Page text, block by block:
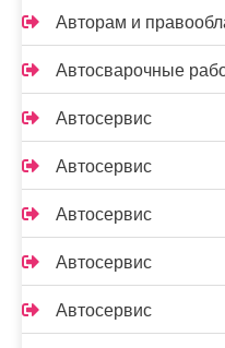
Авторам и
Автосварочные
Автосервис
Автосервис
Автосервис
Автосервис
Автосервис